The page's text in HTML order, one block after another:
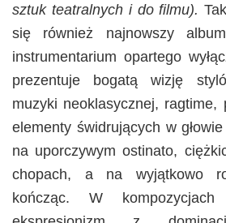
sztuk teatralnych i do filmu).
się również najnowszy
instrumentarium opartego
prezentuje bogatą wizję
muzyki neoklasycznej, ragtime,
elementy świdrujących w
na uporczywym ostinato,
chopach, a na wyjątkowo
kończąc. W